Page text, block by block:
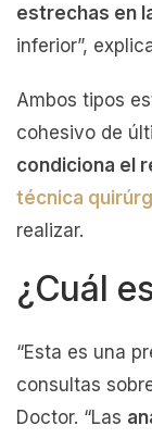
estrechas en
inferior”,
Ambos tipos
cohesivo de
condiciona el
técnica
realizar.
¿Cuál
“Esta es una
consultas
Doctor. “Las